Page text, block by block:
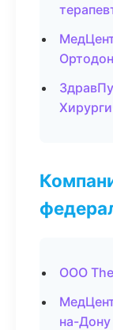
ООО
на-Дону